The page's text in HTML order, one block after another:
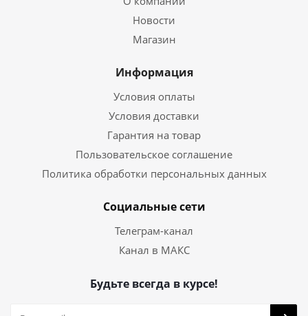
Новости
Магазин
Информация
Условия оплаты
Условия доставки
Гарантия на товар
Пользовательское соглашение
Политика обработки персональных данных
Социальные сети
Телеграм-канал
Канал в МАКС
Будьте всегда в курсе!